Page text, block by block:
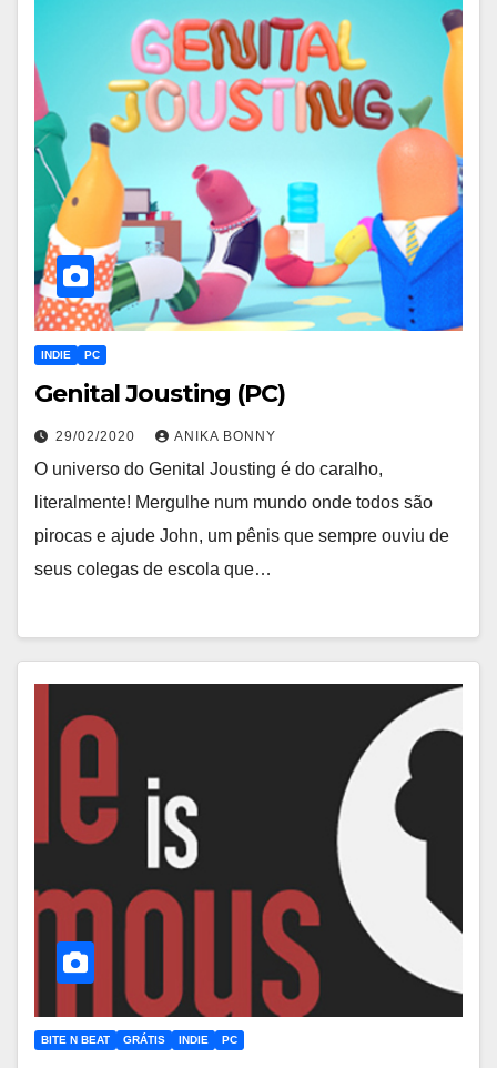
INDIE PC
Genital Jousting (PC)
29/02/2020 ANIKA BONNY
O universo do Genital Jousting é do caralho,
literalmente! Mergulhe num mundo onde todos são
pirocas e ajude John, um pênis que sempre ouviu de
seus colegas de escola que…
BITE N BEAT GRÁTIS INDIE PC